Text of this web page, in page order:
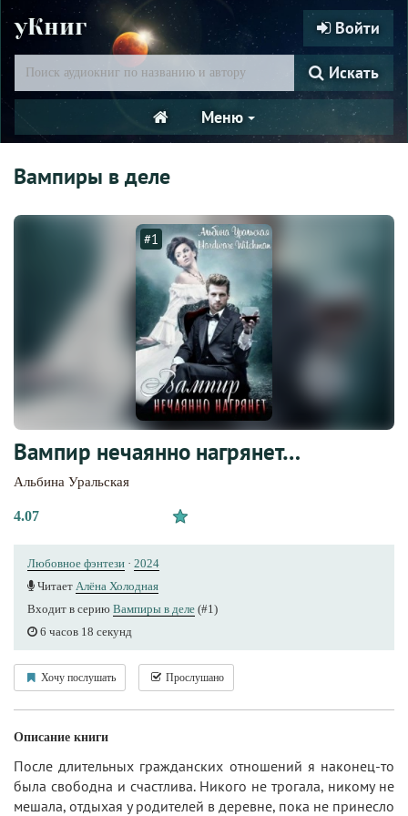
уКниг Войти
Искать
Меню
Вампиры в деле
#1
Вампир нечаянно нагрянет…
Альбина Уральская
4.07
Любовное фэнтези · 2024
Читает Алёна Холодная
Входит в серию Вампиры в деле (#1)
6 часов 18 секунд
Хочу послушать Прослушано
Описание книги
После длительных гражданских отношений я наконец-то
была свободна и счастлива. Никого не трогала, никому не
мешала, отдыхая у родителей в деревне, пока не принесло